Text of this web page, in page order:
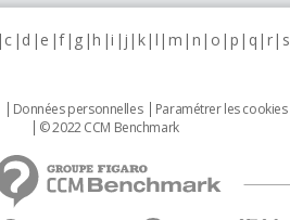
c d e f g h i j k l m n o p q r s
Données personnelles Paramétrer les cookies
© 2022 CCM Benchmark